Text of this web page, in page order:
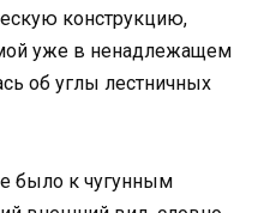
конструкцию,
уже в ненадлежащем
об углы лестничных
было к чугунным